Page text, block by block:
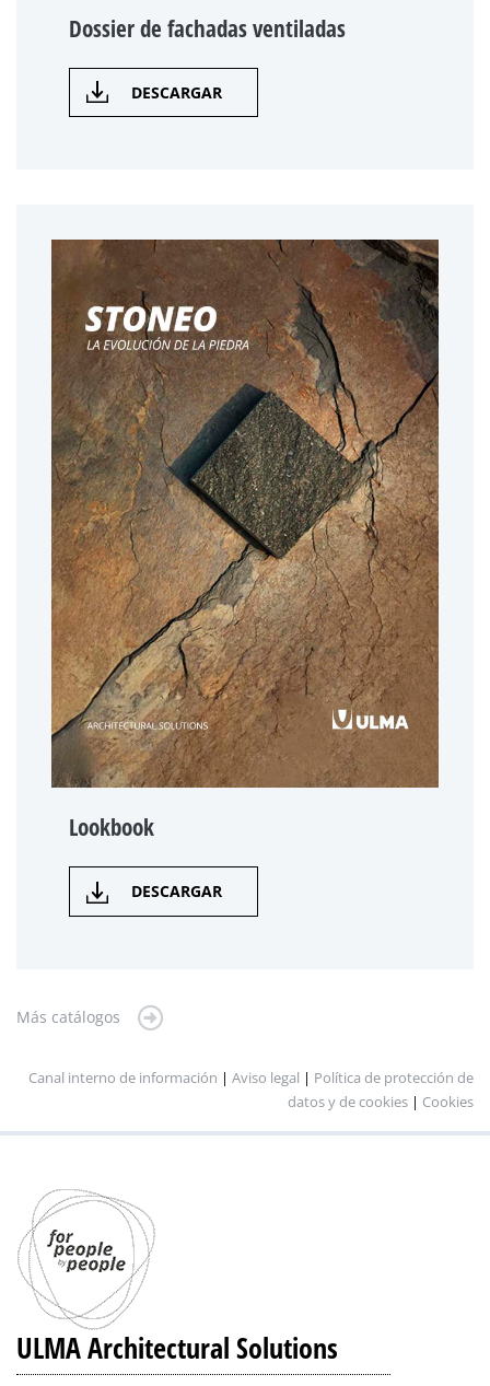
Dossier de fachadas ventiladas
DESCARGAR
Lookbook
DESCARGAR
Más catálogos
Canal interno de información | Aviso legal | Política de protección de
datos y de cookies | Cookies
ULMA Architectural Solutions